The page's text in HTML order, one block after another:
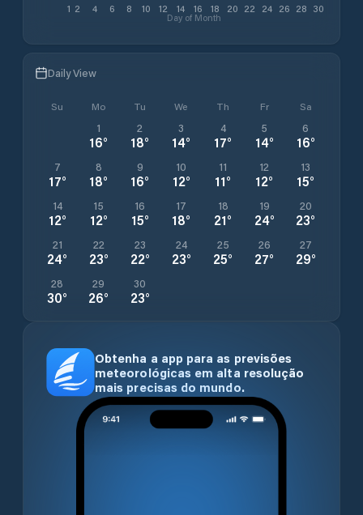
1 2 4 6 8 10 12 14 16 18 20 22 24 26 28 30
Day of Month
Daily View
Su Mo Tu We Th Fr Sa
1
16°
2
18°
3
14°
4
17°
5
14°
6
16°
7
17°
8
18°
9
16°
10
12°
11
11°
12
12°
13
15°
14
12°
15
12°
16
15°
17
18°
18
21°
19
24°
20
23°
21
24°
22
23°
23
22°
24
23°
25
25°
26
27°
27
29°
28
30°
29
26°
30
23°
Obtenha a app para as previsões
meteorológicas em alta resolução
mais precisas do mundo.